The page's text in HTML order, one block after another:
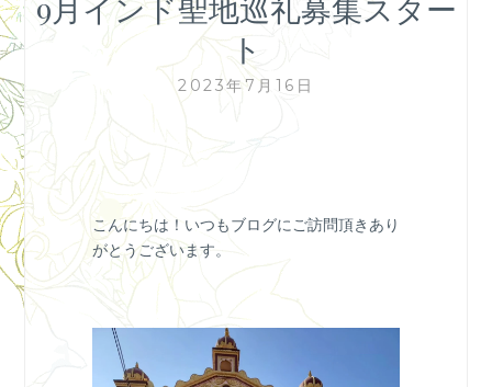
ト
2023年7月16日
こんにちは！いつもブログにご訪問頂きあり
がとうございます。